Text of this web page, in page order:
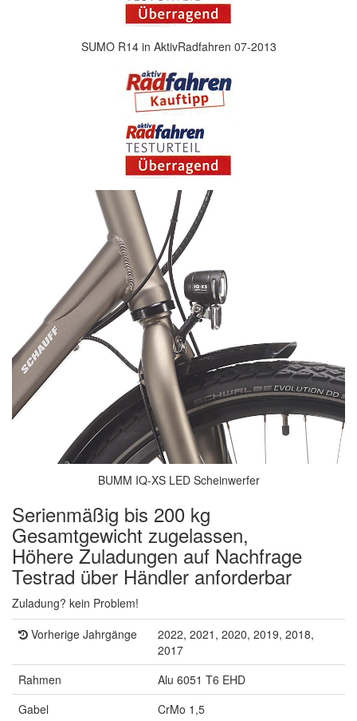
SUMO R14 in AktivRadfahren 07-2013
BUMM IQ-XS LED Scheinwerfer
Serienmäßig bis 200 kg
Gesamtgewicht zugelassen,
Höhere Zuladungen auf Nachfrage
Testrad über Händler anforderbar
Zuladung? kein Problem!
Vorherige Jahrgänge
2022, 2021, 2020, 2019, 2018,
2017
Rahmen
Alu 6051 T6 EHD
Gabel
CrMo 1,5